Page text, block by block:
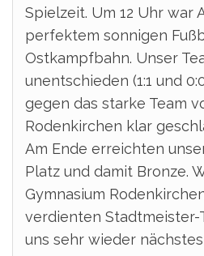
Spielzeit. Um 12 Uhr war
perfektem sonnigen
Ostkampfbahn. Unser
unentschieden (1:1 und
gegen das starke Team
Rodenkirchen klar
Am Ende erreichten
Platz und damit Bronze.
Gymnasium
verdienten Stadtmeister-
uns sehr wieder